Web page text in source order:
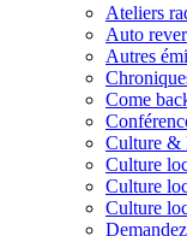
Ateliers
Auto
Autres
Come
Culture &
Culture
Culture
Culture